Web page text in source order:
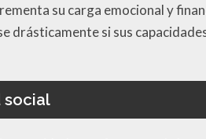
su carga emocional y
drásticamente si sus
social